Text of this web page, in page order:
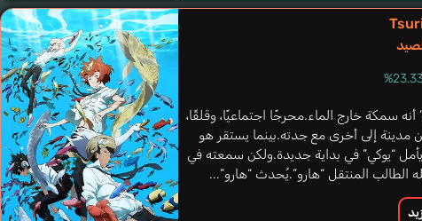
أنه سمكة خارج الماء.محرجًا اجتماعيًا، وقلقًا،
إلى أخرى مع جدته.بينما يستقر هو
يأمل “يوكي” في بداية جديدة.ولكن سمعته في
المنتقل “هارو”.يُحدث “هارو”...